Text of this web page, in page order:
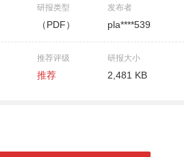
研报类型
（PDF）
发布者
pla****539
推荐评级
推荐
研报大小
2,481 KB